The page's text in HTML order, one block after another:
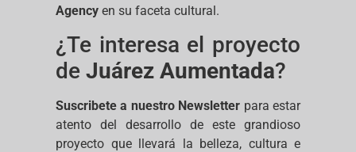
Agency en su faceta cultural.
¿Te interesa el proyecto
de Juárez Aumentada?
Suscribete a nuestro Newsletter para estar
atento del desarrollo de este grandioso
proyecto que llevará la belleza, cultura e